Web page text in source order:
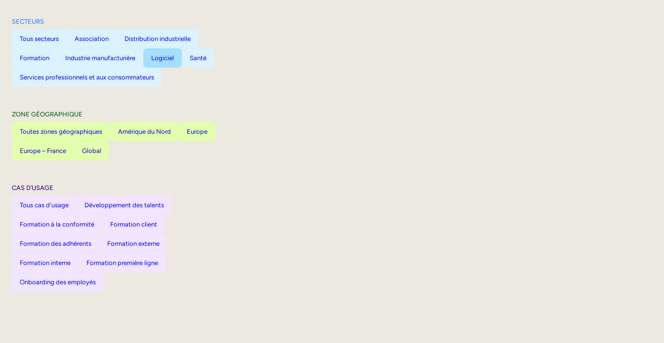
SECTEURS
Tous secteurs Association Distribution industrielle
Formation Industrie manufacturière Logiciel Santé
Services professionnels et aux consommateurs
ZONE GÉOGRAPHIQUE
Toutes zones géographiques Amérique du Nord Europe
Europe – France Global
CAS D’USAGE
Tous cas d'usage Développement des talents
Formation à la conformité Formation client
Formation des adhérents Formation externe
Formation interne Formation première ligne
Onboarding des employés